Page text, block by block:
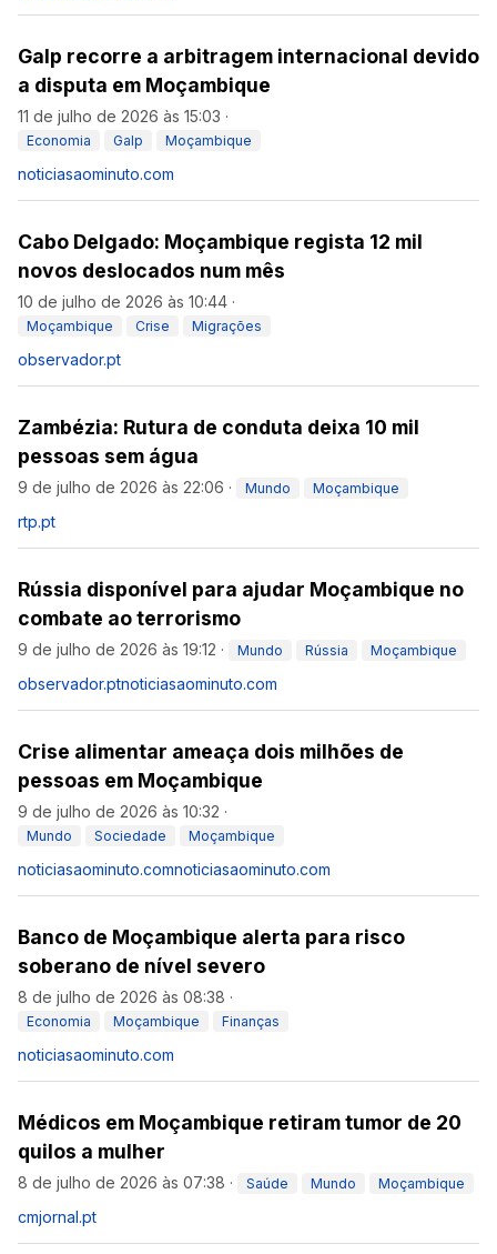
Galp recorre a arbitragem internacional devido
a disputa em Moçambique
11 de julho de 2026 às 15:03 ·
Economia Galp Moçambique
noticiasaominuto.com
Cabo Delgado: Moçambique regista 12 mil
novos deslocados num mês
10 de julho de 2026 às 10:44 ·
Moçambique Crise Migrações
observador.pt
Zambézia: Rutura de conduta deixa 10 mil
pessoas sem água
9 de julho de 2026 às 22:06 · Mundo Moçambique
rtp.pt
Rússia disponível para ajudar Moçambique no
combate ao terrorismo
9 de julho de 2026 às 19:12 · Mundo Rússia Moçambique
observador.ptnoticiasaominuto.com
Crise alimentar ameaça dois milhões de
pessoas em Moçambique
9 de julho de 2026 às 10:32 ·
Mundo Sociedade Moçambique
noticiasaominuto.comnoticiasaominuto.com
Banco de Moçambique alerta para risco
soberano de nível severo
8 de julho de 2026 às 08:38 ·
Economia Moçambique Finanças
noticiasaominuto.com
Médicos em Moçambique retiram tumor de 20
quilos a mulher
8 de julho de 2026 às 07:38 · Saúde Mundo Moçambique
cmjornal.pt